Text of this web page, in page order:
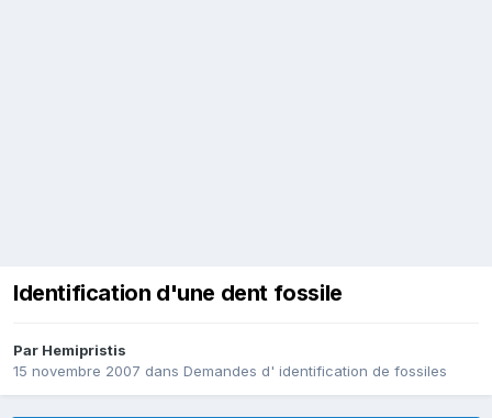
Identification d'une dent fossile
Par Hemipristis
15 novembre 2007 dans Demandes d' identification de fossiles